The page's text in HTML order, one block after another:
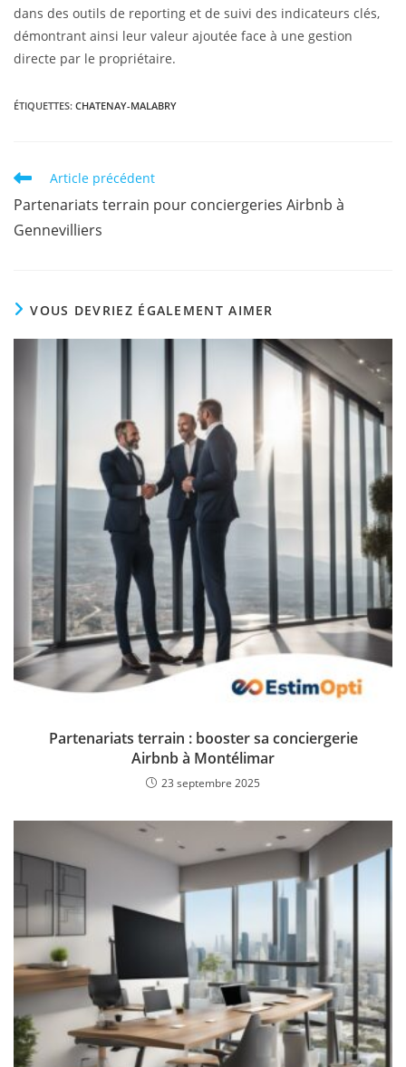
dans des outils de reporting et de suivi des indicateurs clés,
démontrant ainsi leur valeur ajoutée face à une gestion
directe par le propriétaire.
ÉTIQUETTES: CHATENAY-MALABRY
Article précédent
Partenariats terrain pour conciergeries Airbnb à
Gennevilliers
VOUS DEVRIEZ ÉGALEMENT AIMER
Partenariats terrain : booster sa conciergerie
Airbnb à Montélimar
23 septembre 2025